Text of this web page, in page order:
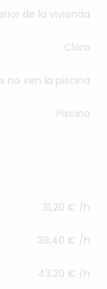
de la vivienda
Cloro
no ven la piscina
Piscina
31,20 € /h
38,40 € /h
43,20 € /h